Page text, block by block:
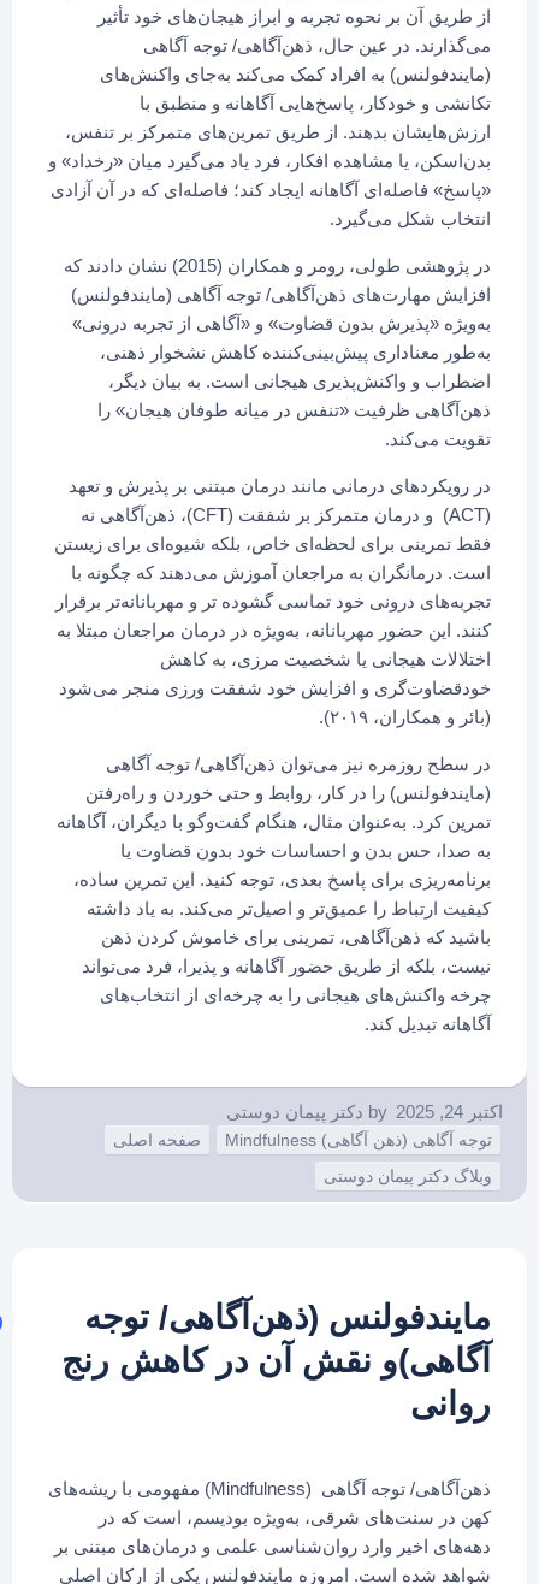
از طریق آن بر نحوه تجربه و ابراز هیجان‌های خود تأثیر
می‌گذارند. در عین حال، ذهن‌آگاهی/ توجه آگاهی
(مایندفولنس) به افراد کمک می‌کند به‌جای واکنش‌های
تکانشی و خودکار، پاسخ‌هایی آگاهانه و منطبق با
ارزش‌هایشان بدهند. از طریق تمرین‌های متمرکز بر تنفس،
بدن‌اسکن، یا مشاهده افکار، فرد یاد می‌گیرد میان «رخداد» و
«پاسخ» فاصله‌ای آگاهانه ایجاد کند؛ فاصله‌ای که در آن آزادی
انتخاب شکل می‌گیرد.
در پژوهشی طولی، رومر و همکاران (2015) نشان دادند که
افزایش مهارت‌های ذهن‌آگاهی/ توجه آگاهی (مایندفولنس)
به‌ویژه «پذیرش بدون قضاوت» و «آگاهی از تجربه درونی»
به‌طور معناداری پیش‌بینی‌کننده کاهش نشخوار ذهنی،
اضطراب و واکنش‌پذیری هیجانی است. به بیان دیگر،
ذهن‌آگاهی ظرفیت «تنفس در میانه طوفان هیجان» را
تقویت می‌کند.
در رویکردهای درمانی مانند درمان مبتنی بر پذیرش و تعهد
(ACT) و درمان متمرکز بر شفقت (CFT)، ذهن‌آگاهی نه
فقط تمرینی برای لحظه‌ای خاص، بلکه شیوه‌ای برای زیستن
است. درمانگران به مراجعان آموزش می‌دهند که چگونه با
تجربه‌های درونی خود تماسی گشوده تر و مهربانانه‌تر برقرار
کنند. این حضور مهربانانه، به‌ویژه در درمان مراجعان مبتلا به
اختلالات هیجانی یا شخصیت مرزی، به کاهش
خودقضاوت‌گری و افزایش خود شفقت ورزی منجر می‌شود
(بائر و همکاران، ۲۰۱۹).
در سطح روزمره نیز می‌توان ذهن‌آگاهی/ توجه آگاهی
(مایندفولنس) را در کار، روابط و حتی خوردن و راه‌رفتن
تمرین کرد. به‌عنوان مثال، هنگام گفت‌وگو با دیگران، آگاهانه
به صدا، حس بدن و احساسات خود بدون قضاوت یا
برنامه‌ریزی برای پاسخ بعدی، توجه کنید. این تمرین ساده،
کیفیت ارتباط را عمیق‌تر و اصیل‌تر می‌کند. به یاد داشته
باشید که ذهن‌آگاهی، تمرینی برای خاموش کردن ذهن
نیست، بلکه از طریق حضور آگاهانه و پذیرا، فرد می‌تواند
چرخه واکنش‌های هیجانی را به چرخه‌ای از انتخاب‌های
آگاهانه تبدیل کند.
اکتبر 24, 2025 by دکتر پیمان دوستی
توجه آگاهی (ذهن آگاهی) Mindfulness
صفحه اصلی
وبلاگ دکتر پیمان دوستی
مایندفولنس (ذهن‌آگاهی/ توجه
آگاهی)و نقش آن در کاهش رنج
روانی
ذهن‌آگاهی/ توجه آگاهی (Mindfulness) مفهومی با ریشه‌های
کهن در سنت‌های شرقی، به‌ویژه بودیسم، است که در
دهه‌های اخیر وارد روان‌شناسی علمی و درمان‌های مبتنی بر
شواهد شده است. امروزه مایندفولنس یکی از ارکان اصلی